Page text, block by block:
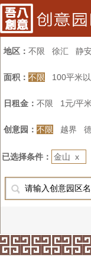
地区： 不限 徐汇 静
面积： 不限 100平米
日租金： 不限 1元/平
创意园： 不限 越界
已选择条件： 金山 x